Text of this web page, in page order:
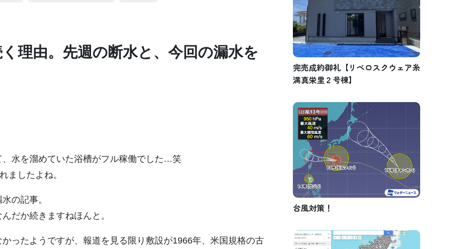
理由。先週の断水と、今回の漏水を
水を溜めていた浴槽がフル稼働でした…笑
ましたよね。
の記事。
だか続きますねほんと。
ったようですが、報道を見る限り敷設が1966年、米国規格の古
完売成約御礼【リベロスクウェア糸
満真栄里２号棟】
台風対策！